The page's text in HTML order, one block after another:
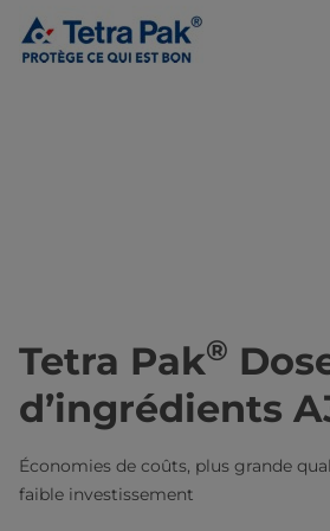
Tetra Pak®
d’ingrédients
Économies de coûts, plus grande
faible investissement